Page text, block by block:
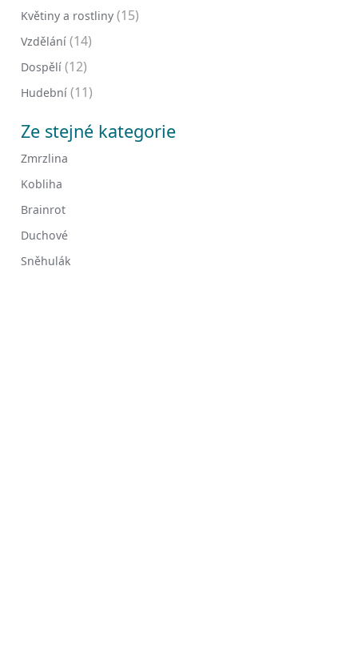
Květiny a rostliny (15)
Vzdělání (14)
Dospělí (12)
Hudební (11)
Ze stejné kategorie
Zmrzlina
Kobliha
Brainrot
Duchové
Sněhulák